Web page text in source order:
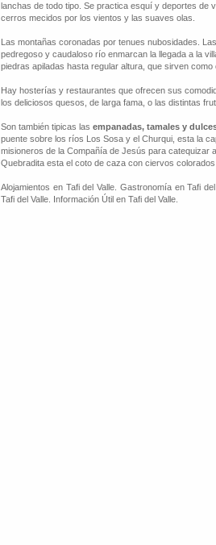
lanchas de todo tipo. Se practica esquí y deportes de
cerros mecidos por los vientos y las suaves olas.
Las montañas coronadas por tenues nubosidades.
pedregoso y caudaloso río enmarcan la llegada a la
piedras apiladas hasta regular altura, que sirven
Hay hosterías y restaurantes que ofrecen sus
los deliciosos quesos, de larga fama, o las distintas
Son también tipicas las empanadas, tamales y
puente sobre los ríos Los Sosa y el Churqui, esta la
misioneros de la Compañía de Jesús para catequizar
Quebradita esta el coto de caza con ciervos colorados
Alojamientos en Tafi del Valle. Gastronomía en Tafi
Tafi del Valle. Información Útil en Tafi del Valle.